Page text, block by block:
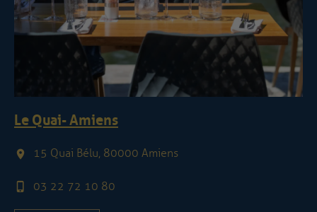
Le Quai - Amiens
15 Quai Bélu, 80000 Amiens
03 22 72 10 80